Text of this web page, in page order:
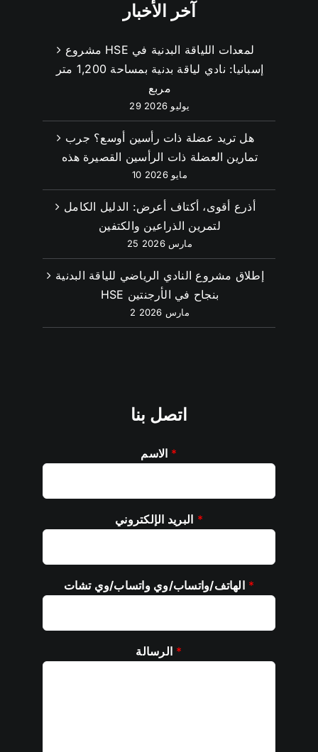
آخر الأخبار
مشروع HSE لمعدات اللياقة البدنية في
إسبانيا: نادي لياقة بدنية بمساحة 1,200 متر
مربع
29 يوليو 2026
هل تريد عضلة ذات رأسين أوسع؟ جرب
تمارين العضلة ذات الرأسين القصيرة هذه
10 مايو 2026
أذرع أقوى، أكتاف أعرض: الدليل الكامل
لتمرين الذراعين والكتفين
25 مارس 2026
إطلاق مشروع النادي الرياضي للياقة البدنية
HSE بنجاح في الأرجنتين
2 مارس 2026
اتصل بنا
الاسم *
البريد الإلكتروني *
الهاتف/واتساب/وي واتساب/وي تشات *
الرسالة *